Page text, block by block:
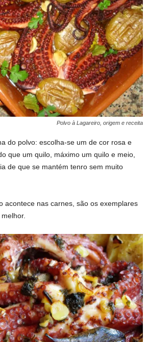
Polvo à Lagareiro, origem e receita
do polvo: escolha-se um de cor rosa e
que um quilo, máximo um quilo e meio,
de que se mantém tenro sem muito
acontece nas carnes, são os exemplares